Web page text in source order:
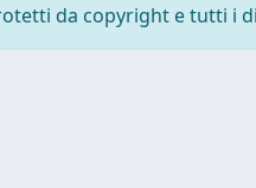
da copyright e tutti i